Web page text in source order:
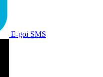
E-goi SMS